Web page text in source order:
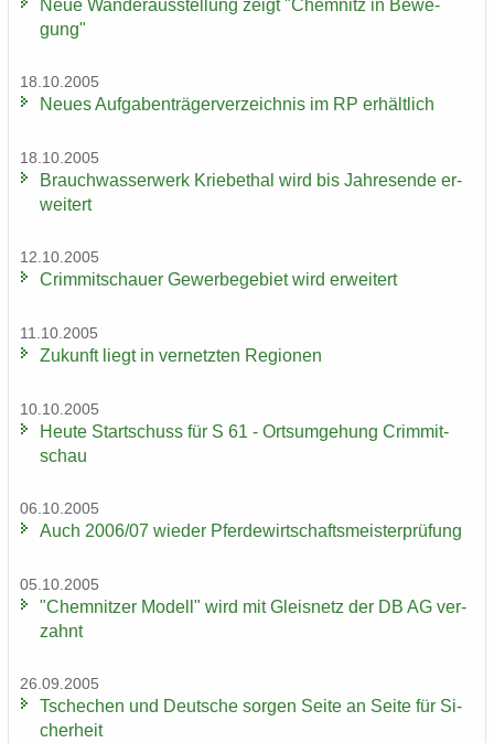
Neue Wan­der­aus­stel­lung zeigt "Chem­nitz in Be­we­
gung"
18.10.2005
Neues Auf­ga­ben­trä­ger­ver­zeich­nis im RP er­hält­lich
18.10.2005
Brauch­was­ser­werk Krie­be­thal wird bis Jah­res­en­de er­
wei­tert
12.10.2005
Crim­mit­schau­er Ge­wer­be­ge­biet wird er­wei­tert
11.10.2005
Zu­kunft liegt in ver­netz­ten Re­gio­nen
10.10.2005
Heute Start­schuss für S 61 - Orts­um­ge­hung Crim­mit­
schau
06.10.2005
Auch 2006/07 wie­der Pfer­de­wirt­schafts­meis­ter­prü­fung
05.10.2005
"Chem­nit­zer Mo­dell" wird mit Gleis­netz der DB AG ver­
zahnt
26.09.2005
Tsche­chen und Deut­sche sor­gen Seite an Seite für Si­
cher­heit